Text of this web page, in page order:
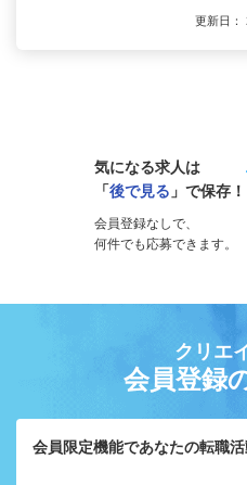
更新日
気になる求人は
「後で見る 」で保存！
会員登録なしで、
何件でも応募できます。
クリエ
会員登録
会員限定機能であなたの転職活